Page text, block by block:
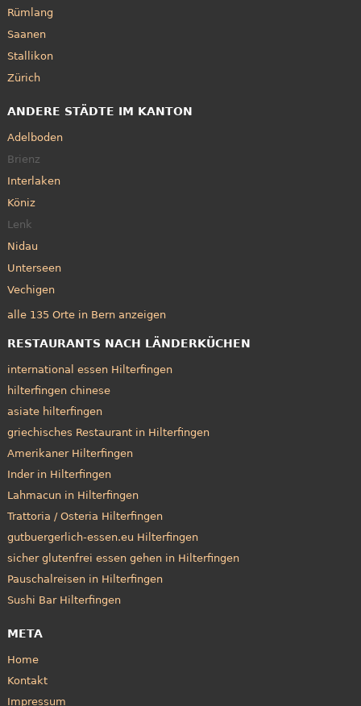
Rümlang
Saanen
Stallikon
Zürich
ANDERE STÄDTE IM KANTON
Adelboden
Brienz
Interlaken
Köniz
Lenk
Nidau
Unterseen
Vechigen
alle 135 Orte in Bern anzeigen
RESTAURANTS NACH LÄNDERKÜCHEN
international essen Hilterfingen
hilterfingen chinese
asiate hilterfingen
griechisches Restaurant in Hilterfingen
Amerikaner Hilterfingen
Inder in Hilterfingen
Lahmacun in Hilterfingen
Trattoria / Osteria Hilterfingen
gutbuergerlich-essen.eu Hilterfingen
sicher glutenfrei essen gehen in Hilterfingen
Pauschalreisen in Hilterfingen
Sushi Bar Hilterfingen
META
Home
Kontakt
Impressum